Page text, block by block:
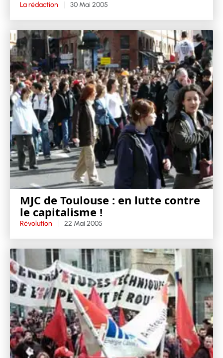
La rédaction 30 Mai 2005
MJC de Toulouse : en lutte contre
le capitalisme !
Révolution 22 Mai 2005